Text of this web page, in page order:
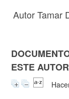
Autor Tamar
ESTE